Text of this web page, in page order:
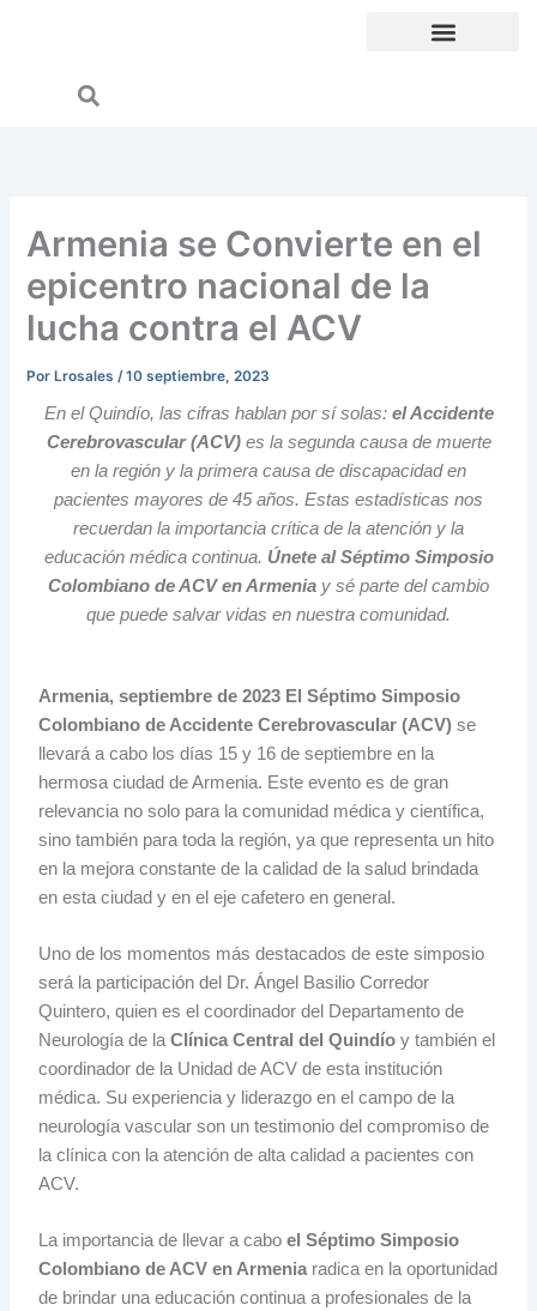
Armenia se Convierte en el
epicentro nacional de la
lucha contra el ACV
Por Lrosales/10 septiembre, 2023
En el Quindío, las cifras hablan por sí solas: el Accidente
Cerebrovascular (ACV)es la segunda causa de muerte
en la región y la primera causa de discapacidad en
pacientes mayores de 45 años. Estas estadísticas nos
recuerdan la importancia crítica de la atención y la
educación médica continua. Únete al Séptimo Simposio
Colombiano de ACV en Armenia y sé parte del cambio
que puede salvar vidas en nuestra comunidad.
Armenia, septiembre de 2023 El Séptimo Simposio
Colombiano de Accidente Cerebrovascular (ACV) se
llevará a cabo los días 15 y 16 de septiembre en la
hermosa ciudad de Armenia. Este evento es de gran
relevancia no solo para la comunidad médica y científica,
sino también para toda la región, ya que representa un hito
en la mejora constante de la calidad de la salud brindada
en esta ciudad y en el eje cafetero en general.
Uno de los momentos más destacados de este simposio
será la participación del Dr. Ángel Basilio Corredor
Quintero, quien es el coordinador del Departamento de
Neurología de laClínica Central del Quindío y también el
coordinador de la Unidad de ACV de esta institución
médica. Su experiencia y liderazgo en el campo de la
neurología vascular son un testimonio del compromiso de
la clínica con la atención de alta calidad a pacientes con
ACV.
La importancia de llevar a caboel Séptimo Simposio
Colombiano de ACV en Armeniaradica en la oportunidad
de brindar una educación continua a profesionales de la